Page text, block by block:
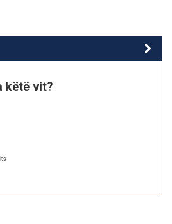
këtë vit?